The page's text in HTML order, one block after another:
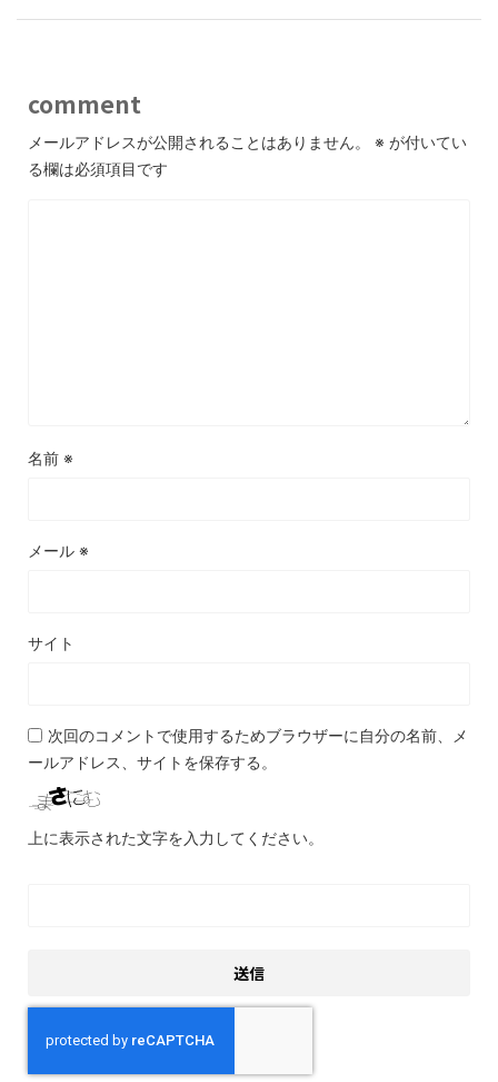
comment
メールアドレスが公開されることはありません。 ※ が付いてい
る欄は必須項目です
名前 ※
メール ※
サイト
次回のコメントで使用するためブラウザーに自分の名前、メ
ールアドレス、サイトを保存する。
上に表示された文字を入力してください。